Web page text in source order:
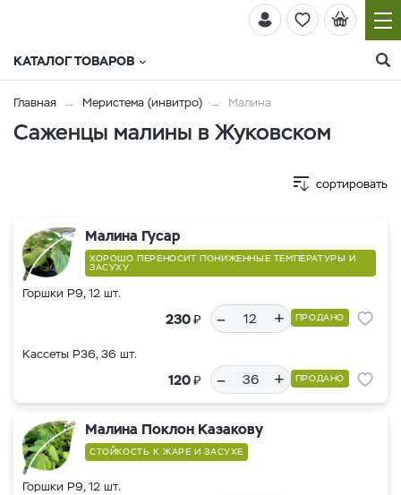
КАТАЛОГ ТОВАРОВ
Главная Меристема (инвитро) Малина
Саженцы малины в Жуковском
сортировать
Малина Гусар
ХОРОШО ПЕРЕНОСИТ ПОНИЖЕННЫЕ ТЕМПЕРАТУРЫ И
ЗАСУХУ
Горшки Р9, 12 шт.
230₽ – + ПРОДАНО
Кассеты Р36, 36 шт.
120₽ – + ПРОДАНО
Малина Поклон Казакову
СТОЙКОСТЬ К ЖАРЕ И ЗАСУХЕ
Горшки Р9, 12 шт.